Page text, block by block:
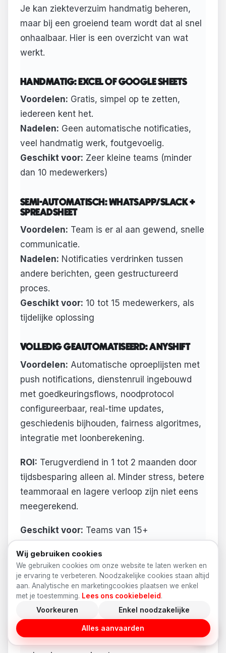
Je kan ziekteverzuim handmatig beheren,
maar bij een groeiend team wordt dat al snel
onhaalbaar. Hier is een overzicht van wat
werkt.
HANDMATIG: EXCEL OF GOOGLE SHEETS
Voordelen: Gratis, simpel op te zetten,
iedereen kent het.
Nadelen: Geen automatische notificaties,
veel handmatig werk, foutgevoelig.
Geschikt voor: Zeer kleine teams (minder
dan 10 medewerkers)
SEMI-AUTOMATISCH: WHATSAPP/SLACK +
SPREADSHEET
Voordelen: Team is er al aan gewend, snelle
communicatie.
Nadelen: Notificaties verdrinken tussen
andere berichten, geen gestructureerd
proces.
Geschikt voor: 10 tot 15 medewerkers, als
tijdelijke oplossing
VOLLEDIG GEAUTOMATISEERD: ANYSHIFT
Voordelen: Automatische oproeplijsten met
push notifications, dienstenruil ingebouwd
met goedkeuringsflows, noodprotocol
configureerbaar, real-time updates,
geschiedenis bijhouden, fairness algoritmes,
integratie met loonberekening.
ROI: Terugverdiend in 1 tot 2 maanden door
tijdsbesparing alleen al. Minder stress, betere
teammoraal en lagere verloop zijn niet eens
meegerekend.
Geschikt voor: Teams van 15+
worstelt met ziekteverzuim.
VEELGEMAAKTE FOUTEN BIJ
VERZUIMBEHEER
Zelfs met de beste intenties kan het misgaan.
Wij gebruiken cookies
We gebruiken cookies om onze website te laten werken en
je ervaring te verbeteren. Noodzakelijke cookies staan altijd
aan. Analytische en marketingcookies plaatsen we enkel
met je toestemming. Lees ons cookiebeleid.
Voorkeuren Enkel noodzakelijke
Alles aanvaarden